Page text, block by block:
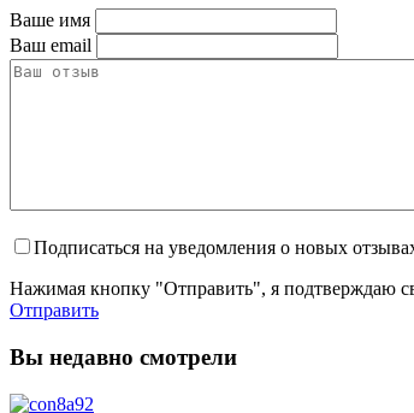
Ваше имя
Ваш email
Подписаться на уведомления о новых
Нажимая кнопку "Отправить", я подтверждаю
Отправить
Вы недавно смотрели